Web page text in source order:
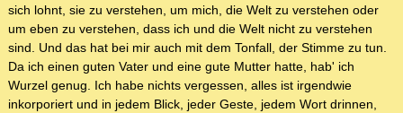
sich lohnt, sie zu verstehen, um mich, die Welt zu verstehen oder
um eben zu verstehen, dass ich und die Welt nicht zu verstehen
sind. Und das hat bei mir auch mit dem Tonfall, der Stimme zu tun.
Da ich einen guten Vater und eine gute Mutter hatte, hab' ich
Wurzel genug. Ich habe nichts vergessen, alles ist irgendwie
inkorporiert und in jedem Blick, jeder Geste, jedem Wort drinnen,